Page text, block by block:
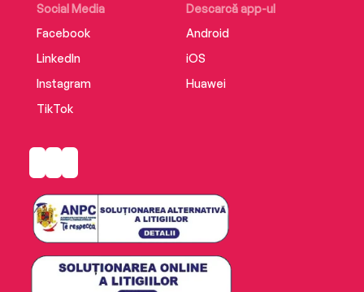
Social Media
Facebook
LinkedIn
Instagram
TikTok
Descarcă app-ul
Android
iOS
Huawei